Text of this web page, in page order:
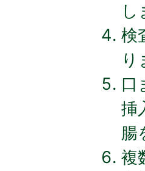
し
検
り
口
挿
腸
複